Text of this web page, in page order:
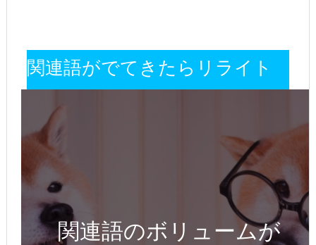
関連語がでてきたらリライト
関連語のボリュームが